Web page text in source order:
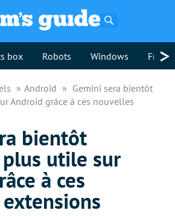
box Robots Windows >
Android
Gemini sera bientôt
Android grâce à ces nouvelles
bientôt
utile sur
à ces